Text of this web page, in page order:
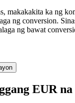
makakakita ka ng
ng conversion.
ng bawat
EUR